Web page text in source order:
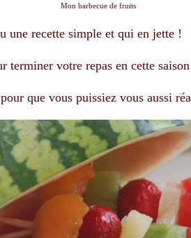
Mon barbecue de fruits
une recette simple et qui en jette !
terminer votre repas en cette
que vous puissiez vous aussi